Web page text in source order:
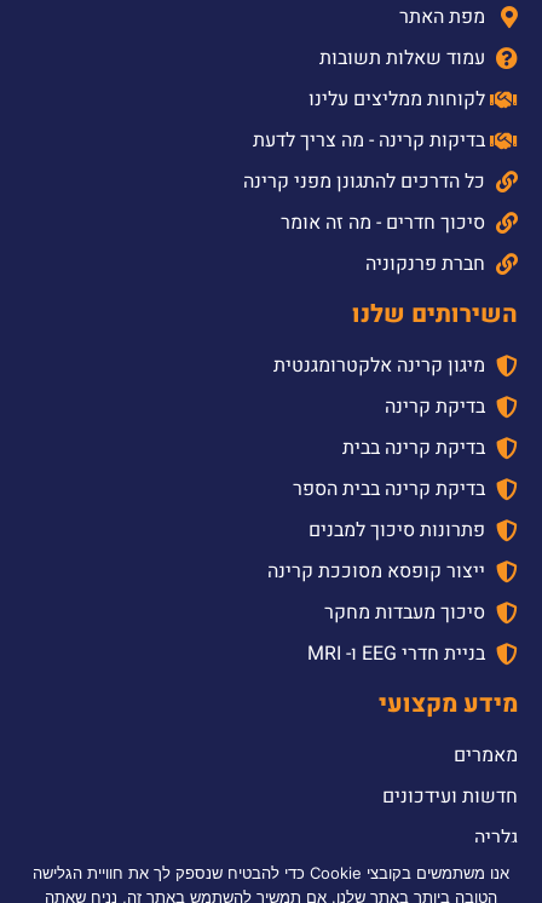
מפת האתר
עמוד שאלות תשובות
לקוחות ממליצים עלינו
בדיקות קרינה - מה צריך לדעת
כל הדרכים להתגונן מפני קרינה
סיכוך חדרים - מה זה אומר
חברת פרנקוניה
השירותים שלנו
מיגון קרינה אלקטרומגנטית
בדיקת קרינה
בדיקת קרינה בבית
בדיקת קרינה בבית הספר
פתרונות סיכוך למבנים
ייצור קופסא מסוככת קרינה
סיכוך מעבדות מחקר
בניית חדרי EEG ו- MRI
מידע מקצועי
מאמרים
חדשות ועידכונים
גלריה
2026 © כל הזכויות שמורות לדולב אלקטרומכניקה טכלנוגיה והנדסה בע”מ |
אנו משתמשים בקובצי Cookie כדי להבטיח שנספק לך את חוויית הגלישה
הטובה ביותר באתר שלנו. אם תמשיך להשתמש באתר זה, נניח שאתה